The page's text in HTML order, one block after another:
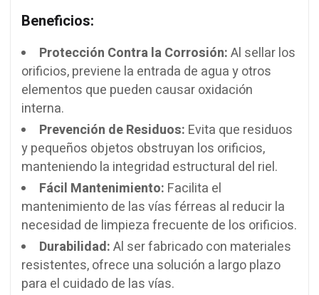
Beneficios:
Protección Contra la Corrosión:Al sellar los
orificios, previene la entrada de agua y otros
elementos que pueden causar oxidación
interna.
Prevención de Residuos: Evita que residuos
y pequeños objetos obstruyan los orificios,
manteniendo la integridad estructural del riel.
Fácil Mantenimiento: Facilita el
mantenimiento de las vías férreas al reducir la
necesidad de limpieza frecuente de los orificios.
Durabilidad:Al ser fabricado con materiales
resistentes, ofrece una solución a largo plazo
para el cuidado de las vías.